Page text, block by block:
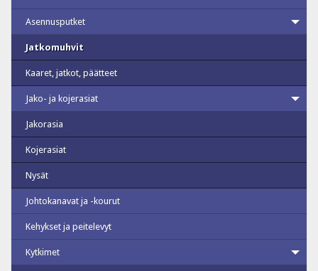
Asennusputket
Jatkomuhvit
Kaaret, jatkot, päätteet
Jako- ja kojerasiat
Jakorasia
Kojerasiat
Nysät
Johtokanavat ja -kourut
Kehykset ja peitelevyt
Kytkimet